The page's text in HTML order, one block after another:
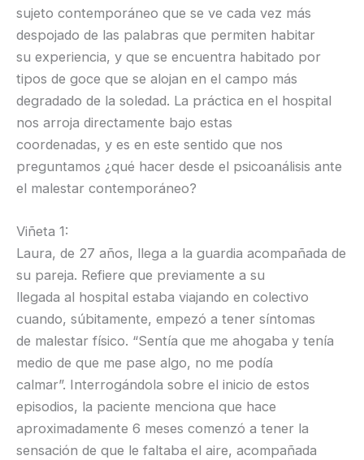
sujeto contemporáneo que se ve cada vez más
despojado de las palabras que permiten habitar
su experiencia, y que se encuentra habitado por
tipos de goce que se alojan en el campo más
degradado de la soledad. La práctica en el hospital
nos arroja directamente bajo estas
coordenadas, y es en este sentido que nos
preguntamos ¿qué hacer desde el psicoanálisis ante
el malestar contemporáneo?
Viñeta 1:
Laura, de 27 años, llega a la guardia acompañada de
su pareja. Refiere que previamente a su
llegada al hospital estaba viajando en colectivo
cuando, súbitamente, empezó a tener síntomas
de malestar físico. “Sentía que me ahogaba y tenía
medio de que me pase algo, no me podía
calmar”. Interrogándola sobre el inicio de estos
episodios, la paciente menciona que hace
aproximadamente 6 meses comenzó a tener la
sensación de que le faltaba el aire, acompañada